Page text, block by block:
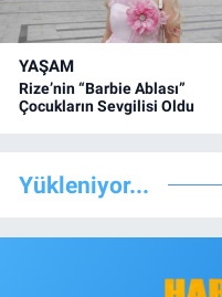
YAŞAM
Rize’nin “Barbie Ablası”
Çocukların Sevgilisi Oldu
Yükleniyor...